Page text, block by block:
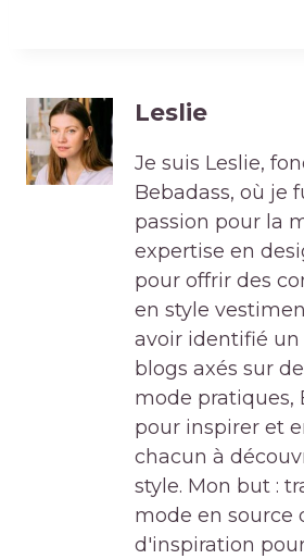
Leslie
Je suis Leslie,
Bebadass, où je
passion pour la
expertise en
pour offrir des
en style
avoir identifié
blogs axés sur
mode pratiques,
pour inspirer et
chacun à
style. Mon but :
mode en source
d'inspiration